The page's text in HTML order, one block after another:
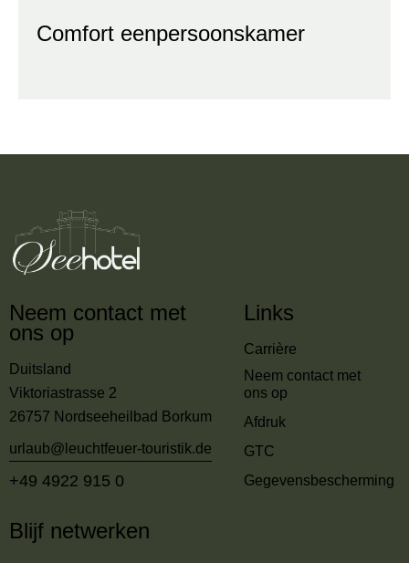
Comfort eenpersoonskamer
Neem contact met
ons op
Duitsland
Viktoriastrasse 2
26757 Nordseeheilbad Borkum
urlaub@leuchtfeuer-touristik.de
+49 4922 915 0
Links
Carrière
Neem contact met
ons op
Afdruk
GTC
Gegevensbescherming
Blijf netwerken